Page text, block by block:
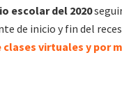
escolar del 2020
de inicio y fin del
clases virtuales y por